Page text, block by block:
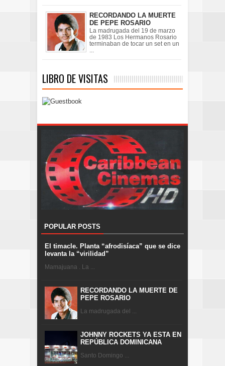
RECORDANDO LA MUERTE
DE PEPE ROSARIO
La madrugada del 19 de marzo
de 1983 Los Hermanos Rosario
terminaban de tocar un set en un
...
LIBRO DE VISITAS
POPULAR POSTS
El timacle. Planta “afrodisíaca” que se dice
levanta la “virilidad”
Mamajuana . La ...
RECORDANDO LA MUERTE DE
PEPE ROSARIO
La madrugada del ...
JOHNNY ROCKETS YA ESTA EN
REPÚBLICA DOMINICANA
Santo Domingo ...